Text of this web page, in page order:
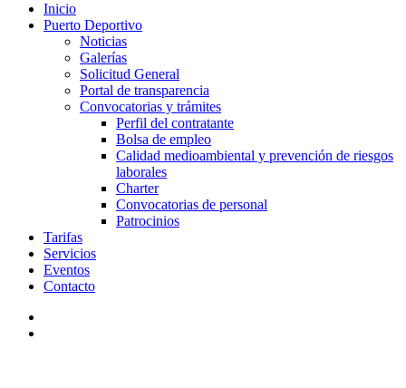
Inicio
Puerto Deportivo
Noticias
Galerías
Solicitud General
Portal de transparencia
Convocatorias y trámites
Perfil del contratante
Bolsa de empleo
Calidad medioambiental y prevención de riesgos
laborales
Charter
Convocatorias de personal
Patrocinios
Tarifas
Servicios
Eventos
Contacto